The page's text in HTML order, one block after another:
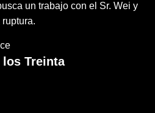
un trabajo con el Sr. Wei y
los Treinta